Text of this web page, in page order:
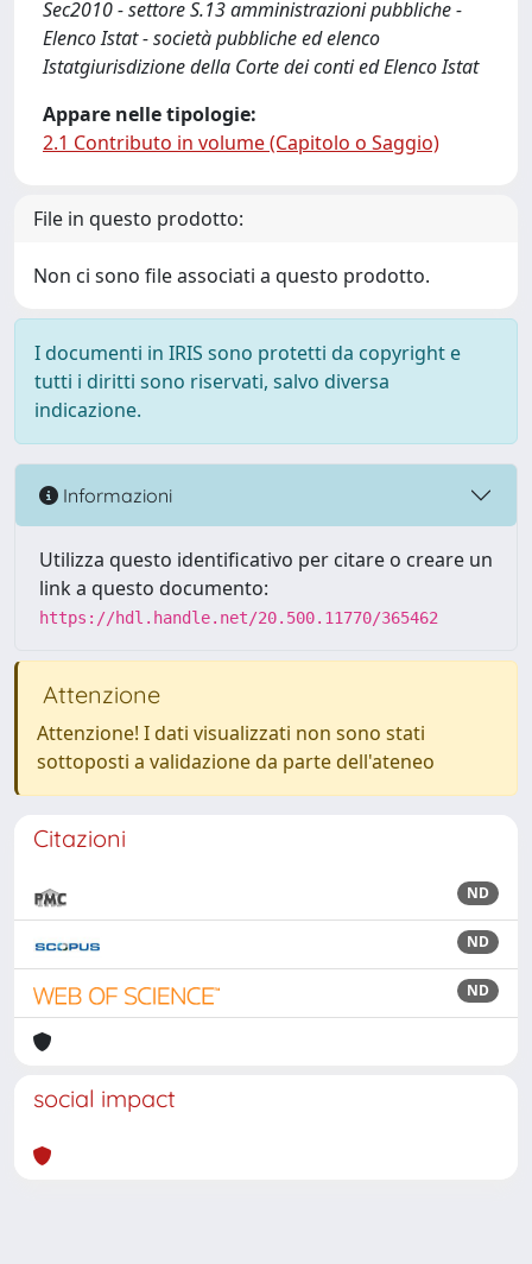
Sec2010 - settore S.13 amministrazioni pubbliche -
Elenco Istat - società pubbliche ed elenco
Istatgiurisdizione della Corte dei conti ed Elenco Istat
Appare nelle tipologie:
2.1 Contributo in volume (Capitolo o Saggio)
File in questo prodotto:
Non ci sono file associati a questo prodotto.
I documenti in IRIS sono protetti da copyright e
tutti i diritti sono riservati, salvo diversa
indicazione.
Informazioni
Utilizza questo identificativo per citare o creare un
link a questo documento:
https://hdl.handle.net/20.500.11770/365462
Attenzione
Attenzione! I dati visualizzati non sono stati
sottoposti a validazione da parte dell'ateneo
Citazioni
ND
ND
ND
social impact